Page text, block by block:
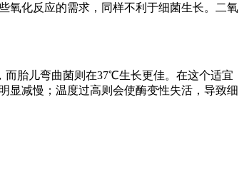
氧化反应的需求，同样不利于细菌生长。二氧
胎儿弯曲菌则在37℃生长更佳。在这个适宜
显减慢；温度过高则会使酶变性失活，导致细